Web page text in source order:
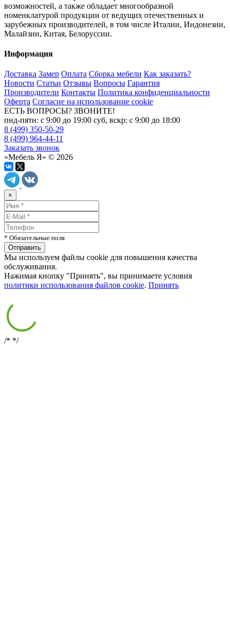
возможностей, а также обладает многообразной
номенклатурой продукции от ведущих отечественных и
зарубежных производителей, в том числе Италии, Индонезии,
Малайзии, Китая, Белоруссии.
Информация
Доставка Замер Оплата Сборка мебели Как заказать?
Новости Статьи Отзывы Вопросы Гарантия
Производители Контакты Политика конфиденциальности
Оферта Согласие на использование cookie
ЕСТЬ ВОПРОСЫ? ЗВОНИТЕ!
пнд-пятн: с 9:00 до 19:00 суб, вскр: с 9:00 до 18:00
8 (499) 350-50-29
8 (499) 964-44-11
Заказать звонок
«Мебель Я» © 2026
×
* Обязательные поля
Мы используем файлы cookie для повышения качества
обслуживания.
Нажимая кнопку "Принять", вы принимаете условия
политики использования файлов cookie. Принять
/* */